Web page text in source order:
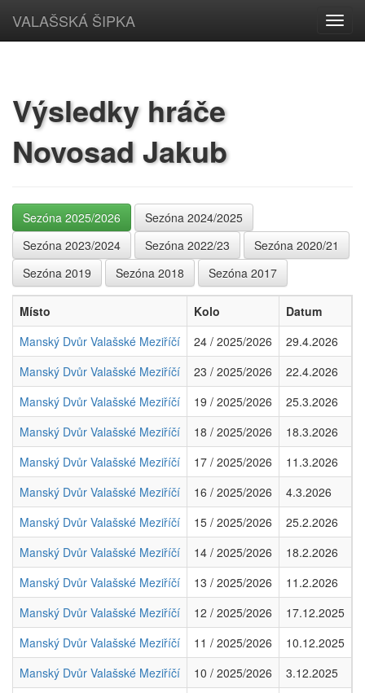
VALAŠSKÁ ŠIPKA
Výsledky hráče
Novosad Jakub
Sezóna 2025/2026
Sezóna 2024/2025
Sezóna 2023/2024
Sezóna 2022/23
Sezóna 2020/21
Sezóna 2019
Sezóna 2018 Sezóna 2017
Místo Kolo Datum
Manský Dvůr Valašské Meziříčí
24 / 2025/2026 29.4.2026
Manský Dvůr Valašské Meziříčí
23 / 2025/2026 22.4.2026
Manský Dvůr Valašské Meziříčí
19 / 2025/2026 25.3.2026
Manský Dvůr Valašské Meziříčí
18 / 2025/2026 18.3.2026
Manský Dvůr Valašské Meziříčí
17 / 2025/2026 11.3.2026
Manský Dvůr Valašské Meziříčí
16 / 2025/2026 4.3.2026
Manský Dvůr Valašské Meziříčí
15 / 2025/2026 25.2.2026
Manský Dvůr Valašské Meziříčí
14 / 2025/2026 18.2.2026
Manský Dvůr Valašské Meziříčí
13 / 2025/2026 11.2.2026
Manský Dvůr Valašské Meziříčí
12 / 2025/2026 17.12.2025
Manský Dvůr Valašské Meziříčí
11 / 2025/2026 10.12.2025
Manský Dvůr Valašské Meziříčí
10 / 2025/2026 3.12.2025